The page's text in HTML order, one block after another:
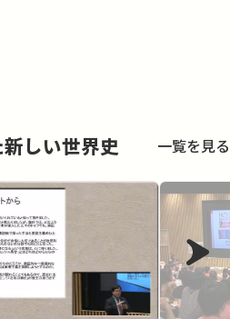
しい世界史 一覧を見る